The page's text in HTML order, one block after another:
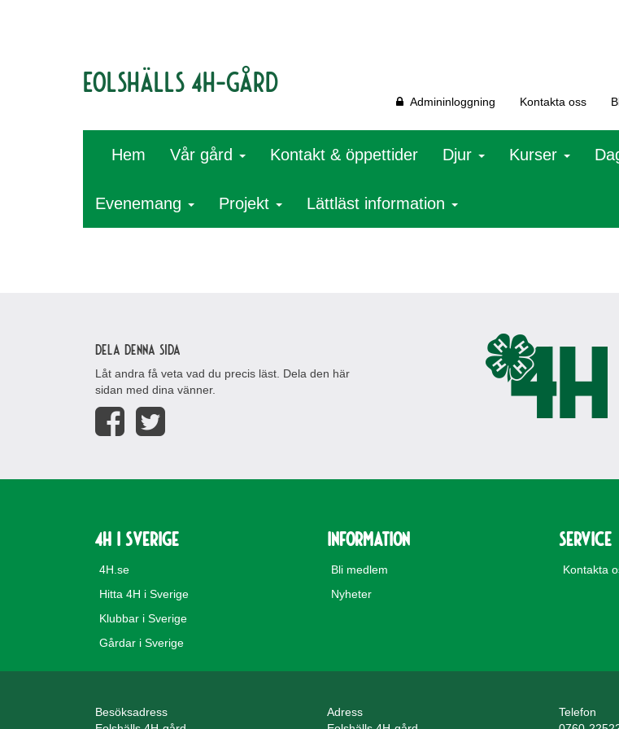
Eolshälls 4H-gård
Admininloggning Kontakta oss
Hem Vår gård Kontakt & öppettider Djur Kurser
Evenemang Projekt Lättläst information
Dela denna sida
Låt andra få veta vad du precis läst. Dela den här
sidan med dina vänner.
4H i Sverige
4H.se
Hitta 4H i Sverige
Klubbar i Sverige
Gårdar i Sverige
Information
Bli medlem
Nyheter
Service
Kontakta
Besöksadress
Adress
Telefon